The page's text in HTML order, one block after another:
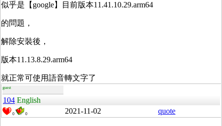
似乎是【google】目前版本11.41.10.29.arm64
的問題，
解除安裝後，
版本11.13.8.29.arm64
就正常可使用語音轉文字了
guest
104 English
0 0 2021-11-02 quote